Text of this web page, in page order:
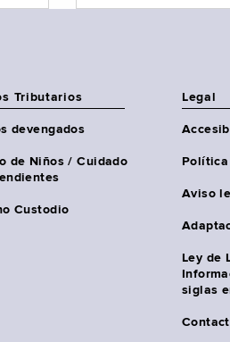
Tributarios
devengados
de Niños / Cuidado
Custodio
Legal
Aviso
Ley de
siglas